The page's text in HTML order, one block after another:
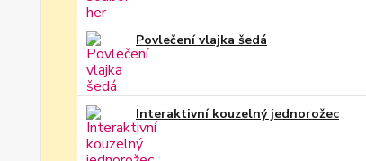
Povlečení vlajka šedá
Interaktivní kouzelný jednorožec